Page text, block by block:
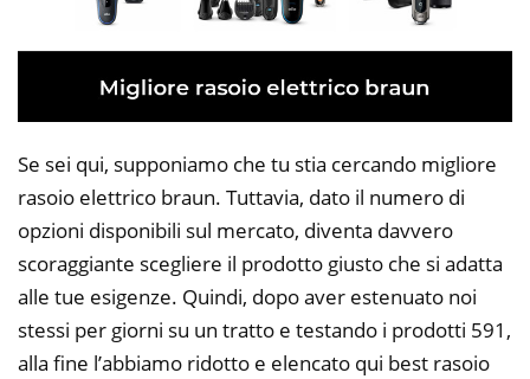
Se sei qui, supponiamo che tu stia cercando migliore
rasoio elettrico braun. Tuttavia, dato il numero di
opzioni disponibili sul mercato, diventa davvero
scoraggiante scegliere il prodotto giusto che si adatta
alle tue esigenze. Quindi, dopo aver estenuato noi
stessi per giorni su un tratto e testando i prodotti 591,
alla fine l’abbiamo ridotto e elencato qui best rasoio